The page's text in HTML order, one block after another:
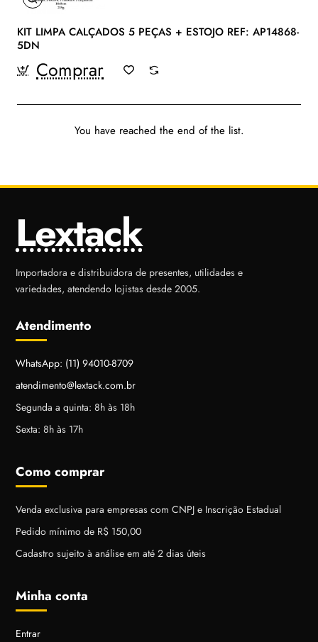
KIT LIMPA CALÇADOS 5 PEÇAS + ESTOJO REF: AP14868-
5DN
Comprar
You have reached the end of the list.
Atendimento
WhatsApp: (11) 94010-8709
atendimento@lextack.com.br
Segunda a quinta: 8h às 18h
Sexta: 8h às 17h
Como comprar
Venda exclusiva para empresas com CNPJ e Inscrição Estadual
Pedido mínimo de R$ 150,00
Cadastro sujeito à análise em até 2 dias úteis
Minha conta
Entrar
Lextack
Importadora e distribuidora de presentes, utilidades e
variedades, atendendo lojistas desde 2005.